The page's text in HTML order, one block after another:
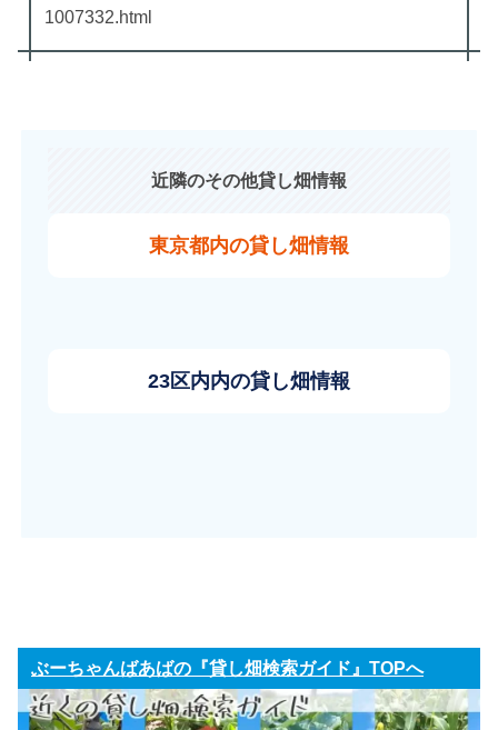
1007332.html
近隣のその他貸し畑情報
東京都内の貸し畑情報
23区内内の貸し畑情報
ぶーちゃんばあばの『貸し畑検索ガイド』TOPへ